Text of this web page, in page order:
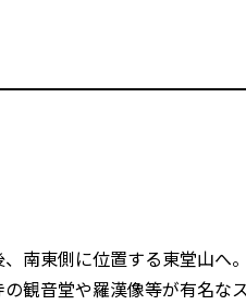
南東側に位置する東堂山へ。
観音堂や羅漢像等が有名な